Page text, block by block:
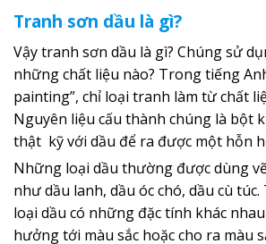
Tranh sơn dầu là gì?
Vậy tranh sơn dầu là gì? Chúng sử
những chất liệu nào? Trong tiếng
painting”, chỉ loại tranh làm từ chất
Nguyên liệu cấu thành chúng là bột
thật kỹ với dầu để ra được một hỗn
Những loại dầu thường được dùng
như dầu lanh, dầu óc chó, dầu cù
loại dầu có những đặc tính khác
hưởng tới màu sắc hoặc cho ra màu